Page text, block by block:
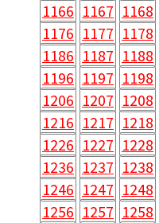
1166 1167 1168
1176 1177 1178
1186 1187 1188
1196 1197 1198
1206 1207 1208
1216 1217 1218
1226 1227 1228
1236 1237 1238
1246 1247 1248
1256 1257 1258